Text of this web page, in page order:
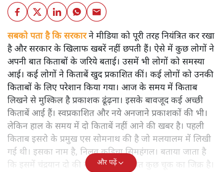
सबको पता है कि सरकारने मीडिया को पूरी तरह नियंत्रित कर रखा
है और सरकार के खिलाफ खबरें नहीं छपती हैं। ऐसे में कुछ लोगों ने
अपनी बात किताबों के जरिये बताई। उसमें भी लोगों को समस्या
आई। कई लोगों ने किताबें खुद प्रकाशित कीं। कई लोगों को उनकी
किताबों के लिए परेशान किया गया। आज के समय में किताब
लिखने से मुश्किल है प्रकाशक ढूंढ़ना। इसके बावजूद कई अच्छी
किताबें आई हैं। स्वप्रकाशित और नये अनजाने प्रकाशकों की भी।
लेकिन हाल के समय में दो किताबें नहीं आने की खबर है। पहली
किताब इसरो के प्रमुख एस सोमनाथ की है जो मलयालम में लिखी
गई थी। इसका नाम है, निलवु कुडिचा सिमहंगल। बताया जाता है
कि इसमें चंद्रयान दो की नाकामी से संबंधित कुछ चूक का जिक्र है।
और पढ़ें